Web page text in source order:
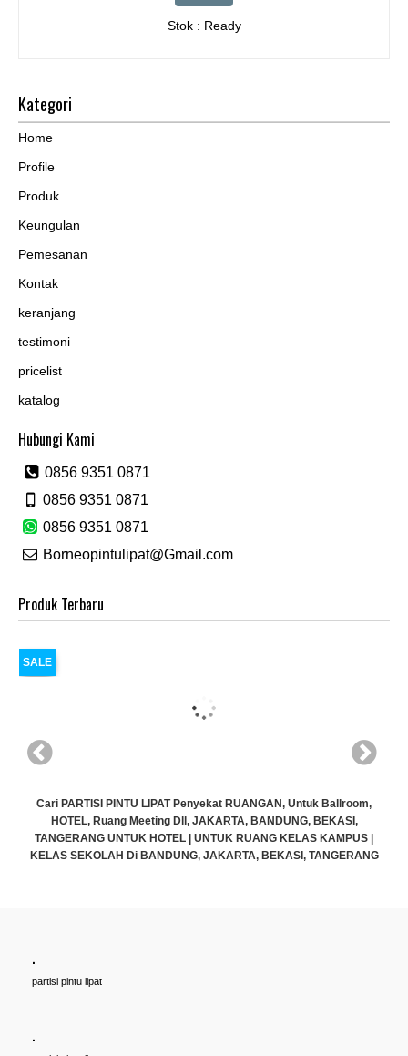
Stok : Ready
Kategori
Home
Profile
Produk
Keungulan
Pemesanan
Kontak
keranjang
testimoni
pricelist
katalog
Hubungi Kami
0856 9351 0871
0856 9351 0871
0856 9351 0871
Borneopintulipat@Gmail.com
Produk Terbaru
SALE
Cari PARTISI PINTU LIPAT Penyekat RUANGAN, Untuk Ballroom,
HOTEL, Ruang Meeting Dll, JAKARTA, BANDUNG, BEKASI,
TANGERANG UNTUK HOTEL | UNTUK RUANG KELAS KAMPUS |
KELAS SEKOLAH Di BANDUNG, JAKARTA, BEKASI, TANGERANG
.
partisi pintu lipat
.